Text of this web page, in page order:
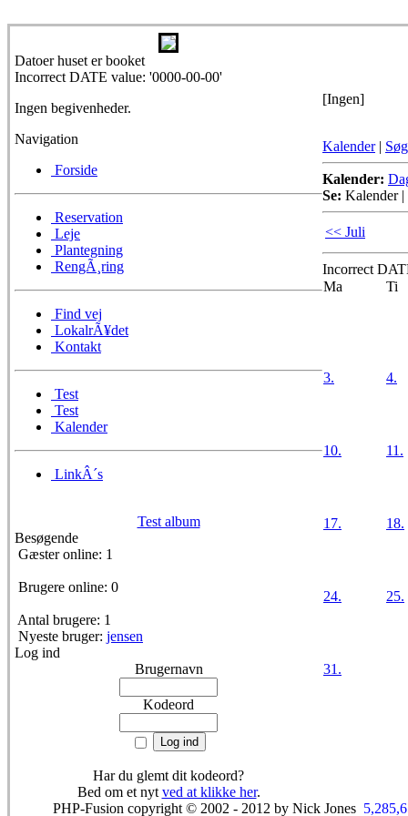
Datoer huset er booket
Incorrect DATE value: '0000-00-00'
Ingen begivenheder.
Navigation
Forside
Reservation
Leje
Plantegning
RengÃ¸ring
Find vej
LokalrÃ¥det
Kontakt
Test
Test
Kalender
LinkÂ´s
Test album
Besøgende
Gæster online: 1
Brugere online: 0
Antal brugere: 1
Nyeste bruger: jensen
Log ind
Brugernavn
Kodeord
Har du glemt dit kodeord?
Bed om et nyt ved at klikke her.
[Ingen]
Kalender | Søg
Kalender:
Se: Kalender|
<< Juli
Incorrect
Ma
Ti
3. 4.
10. 11.
17. 18.
24. 25.
31.
PHP-Fusion copyright © 2002 - 2012 by Nick Jones